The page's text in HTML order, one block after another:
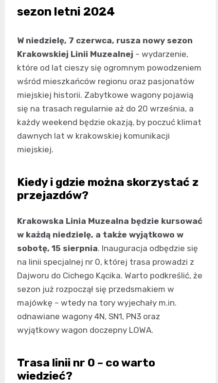
sezon letni 2024
W niedzielę, 7 czerwca, rusza nowy sezon
Krakowskiej Linii Muzealnej – wydarzenie,
które od lat cieszy się ogromnym powodzeniem
wśród mieszkańców regionu oraz pasjonatów
miejskiej historii. Zabytkowe wagony pojawią
się na trasach regularnie aż do 20 września, a
każdy weekend będzie okazją, by poczuć klimat
dawnych lat w krakowskiej komunikacji
miejskiej.
Kiedy i gdzie można skorzystać z
przejazdów?
Krakowska Linia Muzealna będzie kursować
w każdą niedzielę, a także wyjątkowo w
sobotę, 15 sierpnia. Inauguracja odbędzie się
na linii specjalnej nr 0, której trasa prowadzi z
Dajworu do Cichego Kącika. Warto podkreślić, że
sezon już rozpoczął się przedsmakiem w
majówkę – wtedy na tory wyjechały m.in.
odnawiane wagony 4N, SN1, PN3 oraz
wyjątkowy wagon doczepny LOWA.
Trasa linii nr 0 – co warto
wiedzieć?